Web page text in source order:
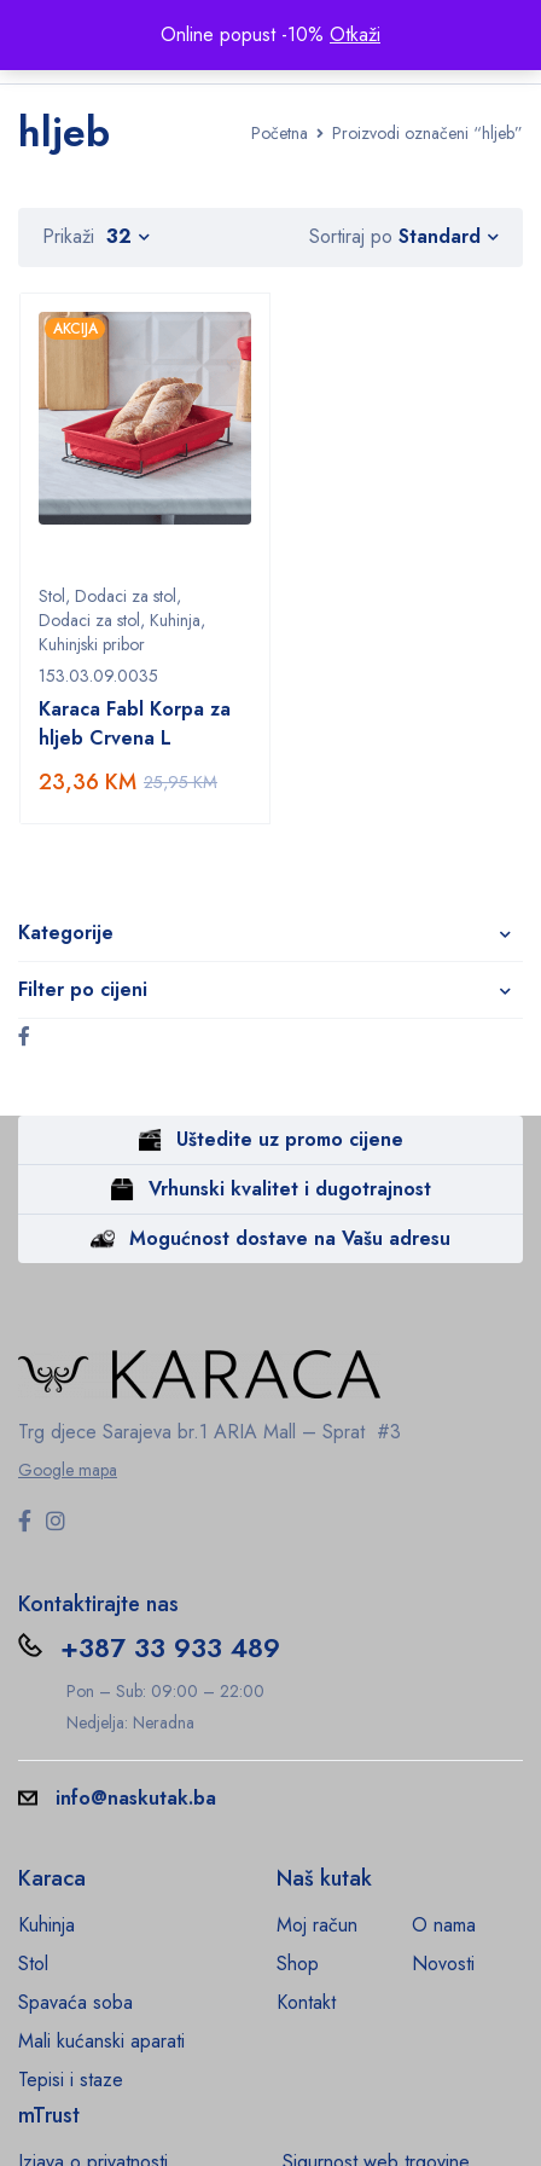
Online popust -10% Otkaži
Početna Proizvodi označeni “hljeb”
hljeb
Kategorije
Filter po cijeni
Sortiraj po Standard
Prikaži 32
AKCIJA
Stol, Dodaci za stol,
Dodaci za stol, Kuhinja,
Kuhinjski pribor
153.03.09.0035
Karaca Fabl Korpa za
hljeb Crvena L
25,95KM
23,36 KM
Uštedite uz promo cijene
Vrhunski kvalitet i dugotrajnost
Mogućnost dostave na Vašu adresu
Trg djece Sarajeva br.1 ARIA Mall – Sprat #3
Google mapa
Kontaktirajte nas
+387 33 933 489
Pon – Sub: 09:00 – 22:00
Nedjelja: Neradna
info@naskutak.ba
Karaca
Kuhinja
Stol
Spavaća soba
Mali kućanski aparati
Tepisi i staze
Naš kutak
Moj račun
O nama
Shop
Novosti
Kontakt
mTrust